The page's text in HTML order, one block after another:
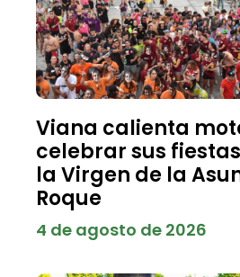
Viana calienta
celebrar sus
la Virgen de la
Roque
4 de agosto de 2026